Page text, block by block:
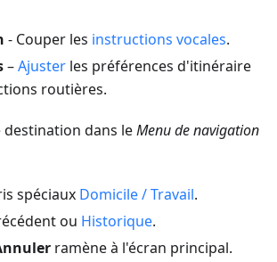
- Couper les instructions vocales.
–Ajuster les préférences d'itinéraire
routières.
dans leMenu de navigation
spéciaux Domicile / Travail.
ou Historique.
ramène à l'écran principal.